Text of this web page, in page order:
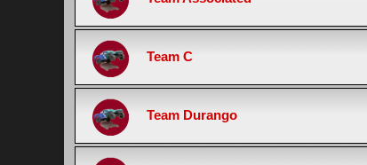
Team C
Team Durango